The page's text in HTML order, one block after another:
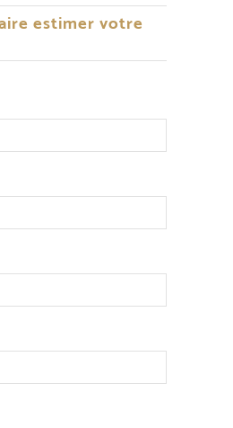
estimer votre